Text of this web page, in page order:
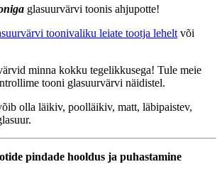
glasuurvärvi toonis ahjupotte!
toonivaliku leiate tootja lehelt või
minna kokku tegelikkusega! Tule meie
tooni glasuurvärvi näidistel.
olla läikiv, poolläikiv, matt, läbipaistev,
pindade hooldus ja puhastamine